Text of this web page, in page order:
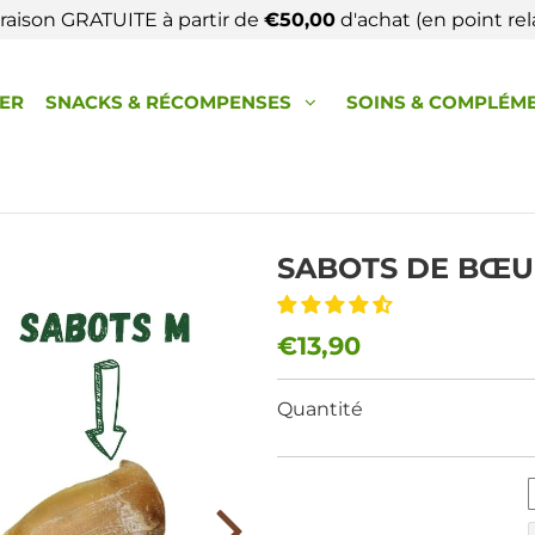
GRATUITE à partir de €50,00d'achat (en point
SNACKS & RÉCOMPENSES SOINS &
SABOTS DE
€13,90
Quantité